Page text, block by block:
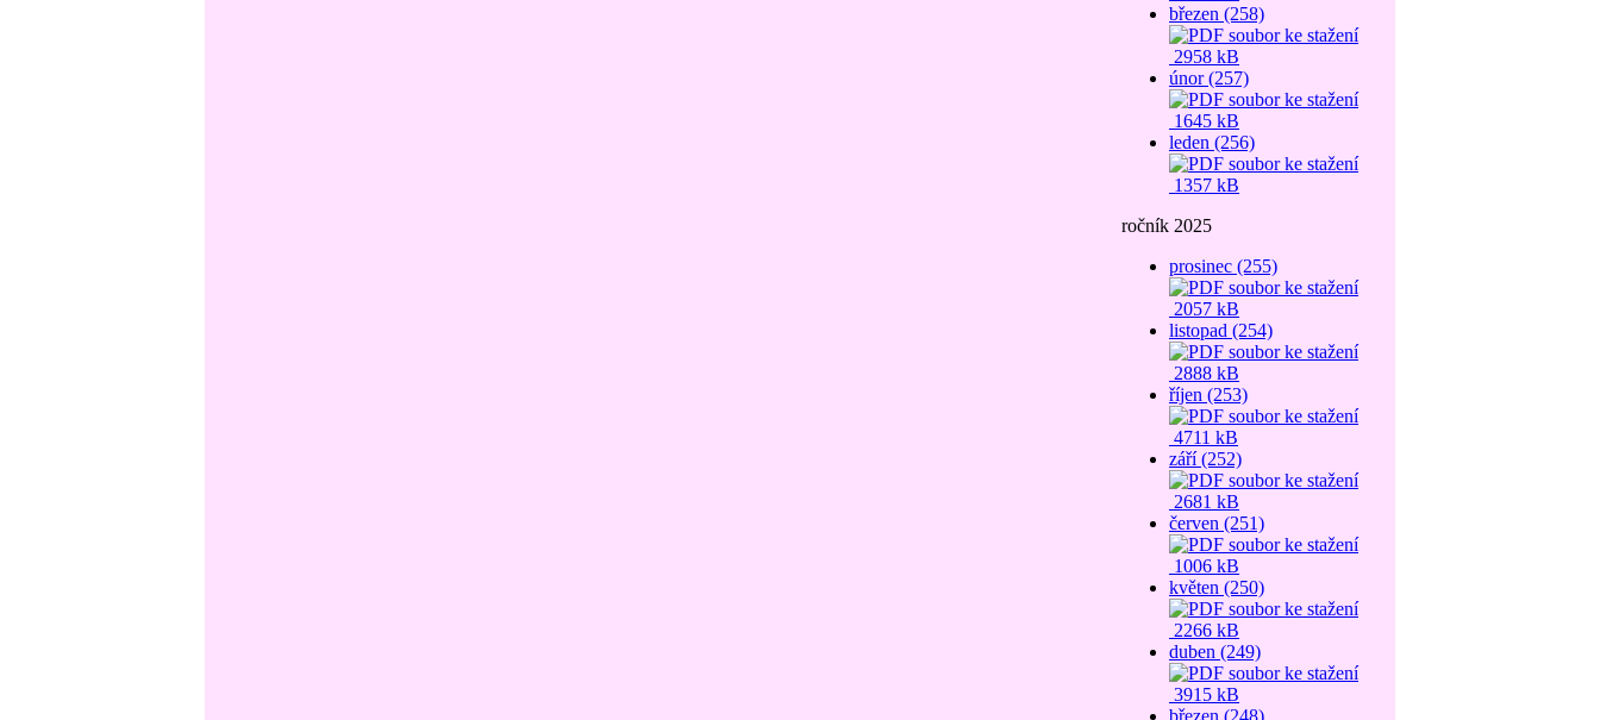
březen (258)
2958 kB
únor (257)
1645 kB
leden (256)
1357 kB
ročník 2025
prosinec (255)
2057 kB
listopad (254)
2888 kB
říjen (253)
4711 kB
září (252)
2681 kB
červen (251)
1006 kB
květen (250)
2266 kB
duben (249)
3915 kB
březen (248)